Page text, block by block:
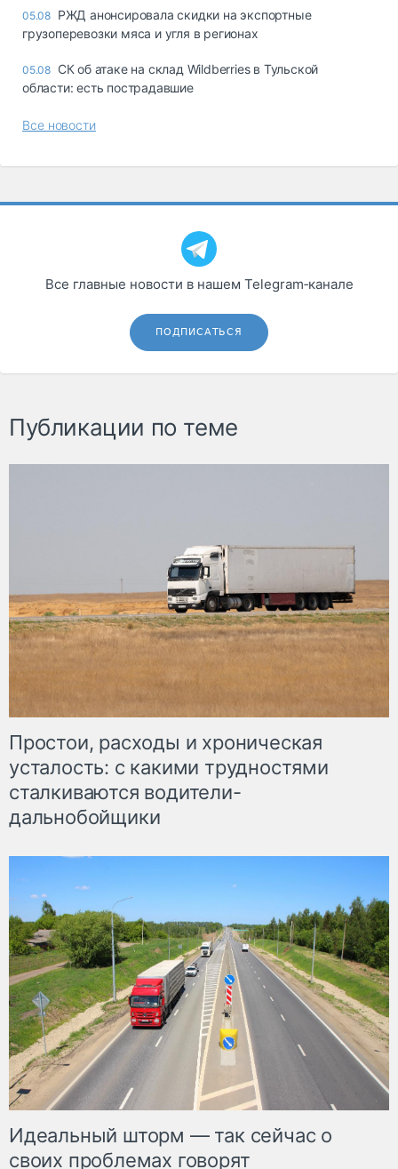
05.08 РЖД анонсировала скидки на экспортные
грузоперевозки мяса и угля в регионах
05.08 СК об атаке на склад Wildberries в Тульской
области: есть пострадавшие
Все новости
Все главные новости в нашем Telegram‑канале
ПОДПИСАТЬСЯ
Публикации по теме
Простои, расходы и хроническая
усталость: с какими трудностями
сталкиваются водители-
дальнобойщики
Идеальный шторм — так сейчас о
своих проблемах говорят